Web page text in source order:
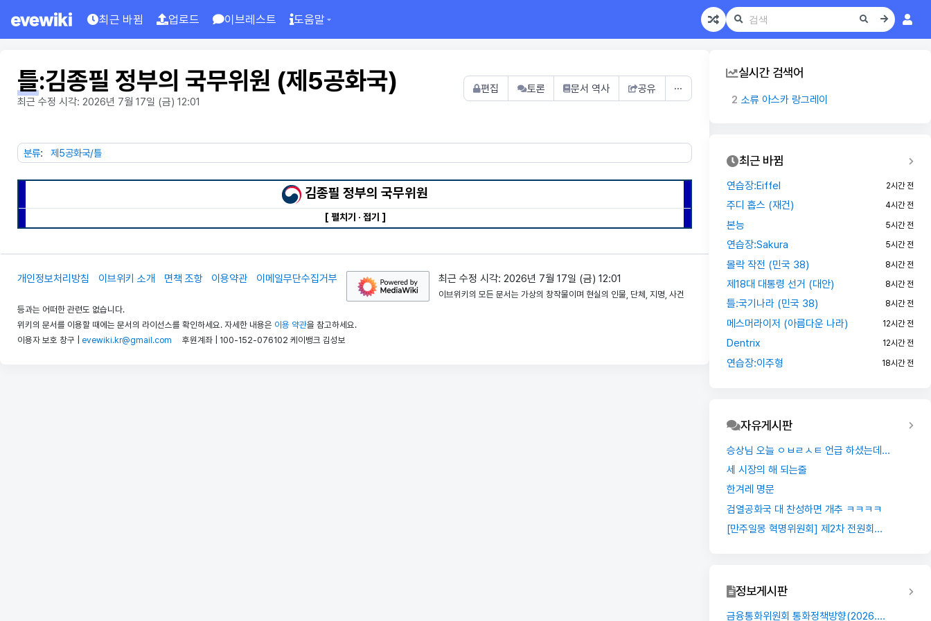
최근 바뀜 업로드 이브레스트 도움말
틀:김종필 정부의 국무위원 (제5공화국)
최근 수정 시각: 2026년 7월 17일 (금) 12:01
편집 토론 문서 역사 공유 ⋯
분류: 제5공화국/틀
김종필 정부의 국무위원
[ 펼치기 · 접기 ]
개인정보처리방침 이브위키 소개 면책 조항 이용약관 이메일무단수집거부 최근 수정 시각: 2026년 7월 17일 (금) 12:01
이브위키의 모든 문서는 가상의 창작물이며 현실의 인물, 단체, 지명, 사건
등과는 어떠한 관련도 없습니다.
위키의 문서를 이용할 때에는 문서의 라이선스를 확인하세요. 자세한 내용은 이용 약관을 참고하세요.
이용자 보호 창구 | evewiki.kr@gmail.com 후원계좌 | 100-152-076102 케이뱅크 김성보
실시간 검색어
1 민주당 (본능)
2 소류 아스카 랑그레이
5 틀:국기나라 (민국 38)
틀:카게사가시
최근 바뀜
연습장:Eiffel 2시간 전
주디 홉스 (재건) 4시간 전
본능 5시간 전
연습장:Sakura 5시간 전
몰락 작전 (민국 38) 8시간 전
제18대 대통령 선거 (대안) 8시간 전
틀:국기나라 (민국 38) 8시간 전
메스머라이저 (아름다운 나라) 12시간 전
Dentrix 12시간 전
연습장:이주형 18시간 전
자유게시판
승상님 오늘 ㅇㅂㄹㅅㅌ 언급 하셨는데...
세 시장의 해 되는줄
한겨레 명문
검열공화국 대 찬성하면 개추 ㅋㅋㅋㅋ
[만주일몽 혁명위원회] 제2차 전원회...
정보게시판
금융통화위원회 통화정책방향(2026....